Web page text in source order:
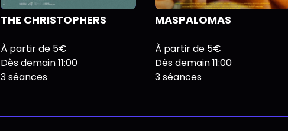
THE CHRISTOPHERS
À partir de 5€
Dès demain 11:00
3 séances
MASPALOMAS
À partir de 5€
Dès demain 11:00
3 séances